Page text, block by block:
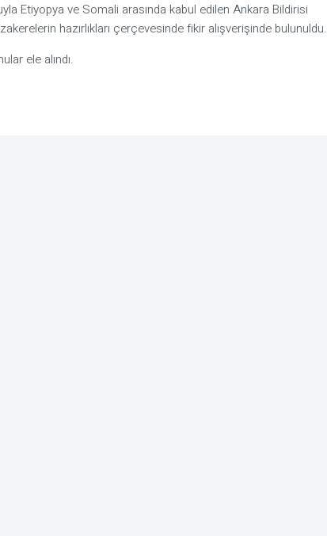
Etiyopya ve Somali arasında kabul edilen Ankara Bildirisi
hazırlıkları çerçevesinde fikir alışverişinde bulunuldu.
ele alındı.